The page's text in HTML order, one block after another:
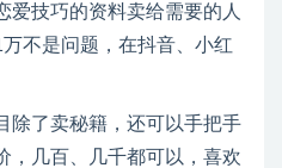
爱技巧的资料卖给需要的人
不是问题，在抖音、小红
除了卖秘籍，还可以手把手
，几百、几千都可以，喜欢